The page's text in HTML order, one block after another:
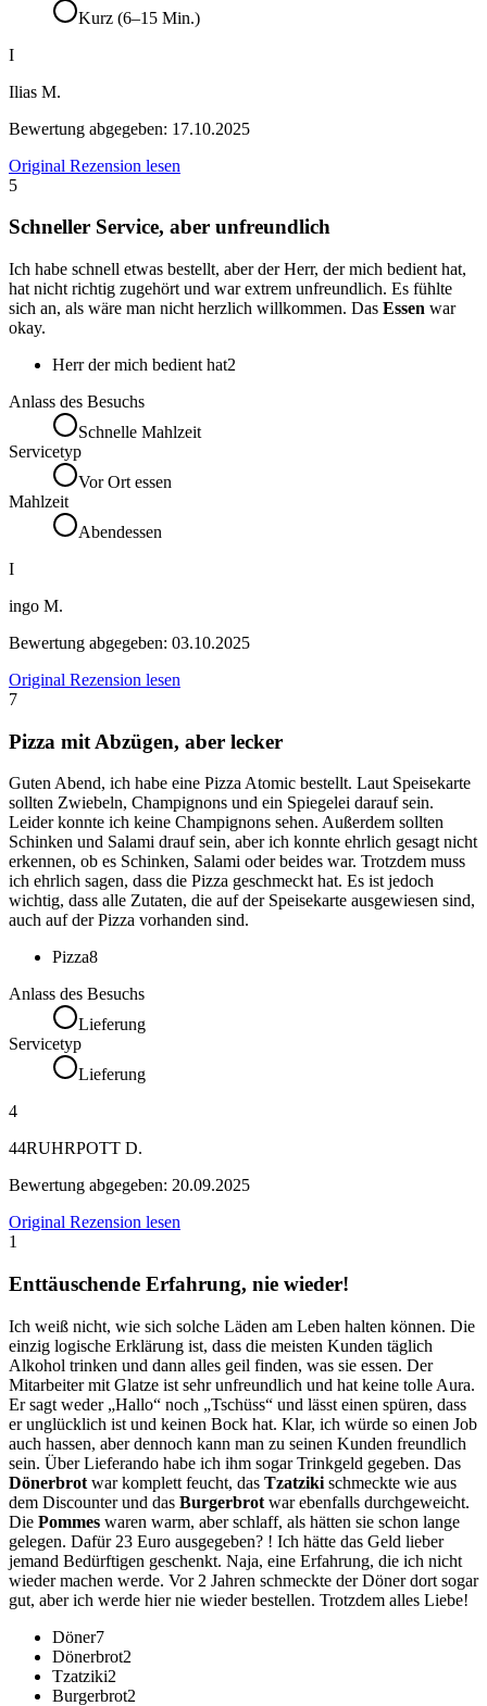
Kurz (6–15 Min.)
I
Ilias M.
Bewertung abgegeben: 17.10.2025
Original Rezension lesen
5
Schneller Service, aber unfreundlich
Ich habe schnell etwas bestellt, aber der Herr, der mich bedient hat,
hat nicht richtig zugehört und war extrem unfreundlich. Es fühlte
sich an, als wäre man nicht herzlich willkommen. Das Essen war
okay.
Herr der mich bedient hat2
Anlass des Besuchs
Schnelle Mahlzeit
Servicetyp
Vor Ort essen
Mahlzeit
Abendessen
I
ingo M.
Bewertung abgegeben: 03.10.2025
Original Rezension lesen
7
Pizza mit Abzügen, aber lecker
Guten Abend, ich habe eine Pizza Atomic bestellt. Laut Speisekarte
sollten Zwiebeln, Champignons und ein Spiegelei darauf sein.
Leider konnte ich keine Champignons sehen. Außerdem sollten
Schinken und Salami drauf sein, aber ich konnte ehrlich gesagt nicht
erkennen, ob es Schinken, Salami oder beides war. Trotzdem muss
ich ehrlich sagen, dass die Pizza geschmeckt hat. Es ist jedoch
wichtig, dass alle Zutaten, die auf der Speisekarte ausgewiesen sind,
auch auf der Pizza vorhanden sind.
Pizza8
Anlass des Besuchs
Lieferung
Servicetyp
Lieferung
4
44RUHRPOTT D.
Bewertung abgegeben: 20.09.2025
Original Rezension lesen
1
Enttäuschende Erfahrung, nie wieder!
Ich weiß nicht, wie sich solche Läden am Leben halten können. Die
einzig logische Erklärung ist, dass die meisten Kunden täglich
Alkohol trinken und dann alles geil finden, was sie essen. Der
Mitarbeiter mit Glatze ist sehr unfreundlich und hat keine tolle Aura.
Er sagt weder „Hallo“ noch „Tschüss“ und lässt einen spüren, dass
er unglücklich ist und keinen Bock hat. Klar, ich würde so einen Job
auch hassen, aber dennoch kann man zu seinen Kunden freundlich
sein. Über Lieferando habe ich ihm sogar Trinkgeld gegeben. Das
Dönerbrot war komplett feucht, das Tzatziki schmeckte wie aus
dem Discounter und das Burgerbrot war ebenfalls durchgeweicht.
Die Pommes waren warm, aber schlaff, als hätten sie schon lange
gelegen. Dafür 23 Euro ausgegeben? ! Ich hätte das Geld lieber
jemand Bedürftigen geschenkt. Naja, eine Erfahrung, die ich nicht
wieder machen werde. Vor 2 Jahren schmeckte der Döner dort sogar
gut, aber ich werde hier nie wieder bestellen. Trotzdem alles Liebe!
Döner7
Dönerbrot2
Tzatziki2
Burgerbrot2